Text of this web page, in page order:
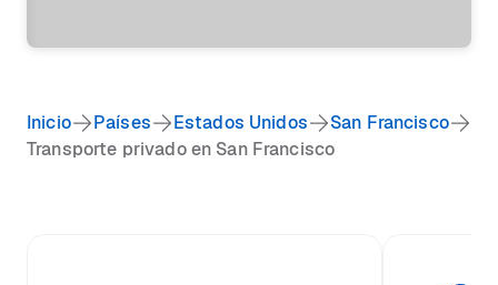
Inicio Países Estados Unidos
San Francisco
Transporte privado en San Francisco